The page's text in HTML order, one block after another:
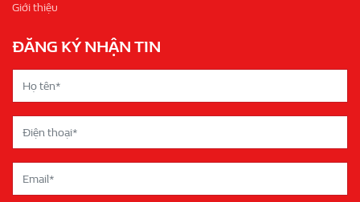
Giới thiệu
ĐĂNG KÝ NHẬN TIN